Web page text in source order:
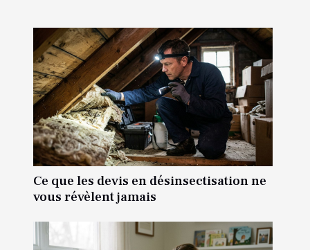
Ce que les devis en désinsectisation ne
vous révèlent jamais